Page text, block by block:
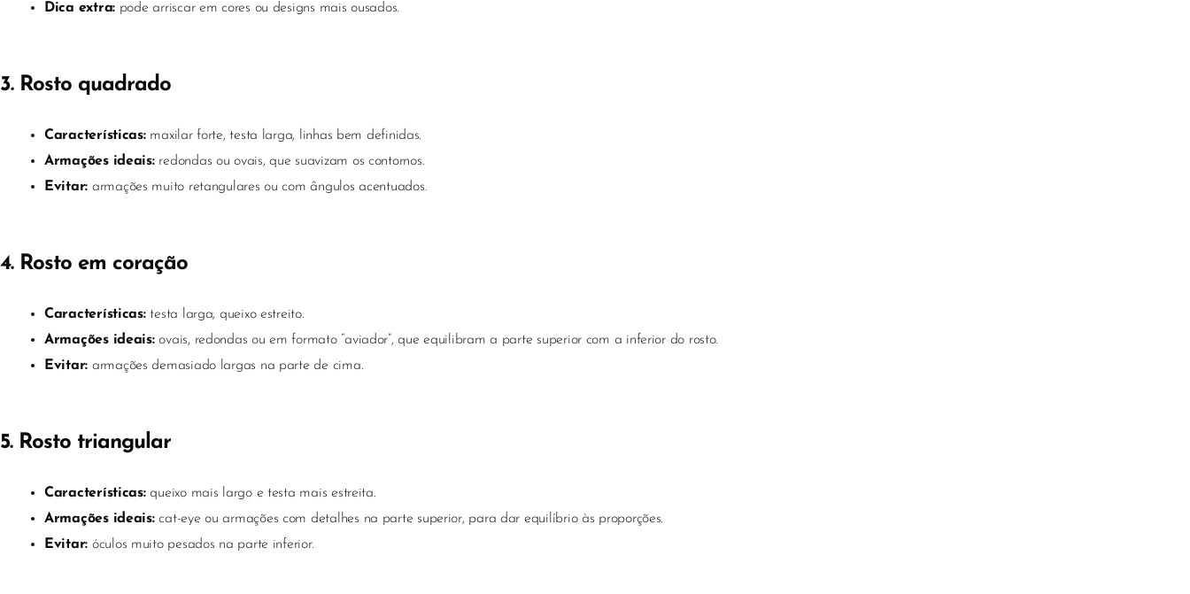
Dica extra: pode arriscar em cores ou designs mais ousados.
3. Rosto quadrado
Características:maxilar forte, testa larga, linhas bem definidas.
Armações ideais:redondas ou ovais, que suavizam os contornos.
Evitar: armações muito retangulares ou com ângulos acentuados.
4. Rosto em coração
Características:testa larga, queixo estreito.
Armações ideais:ovais, redondas ou em formato “aviador”, que equilibram a parte superior com a inferior do rosto.
Evitar: armações demasiado largas na parte de cima.
5. Rosto triangular
Características:queixo mais largo e testa mais estreita.
Armações ideais:cat-eye ou armações com detalhes na parte superior, para dar equilíbrio às proporções.
Evitar: óculos muito pesados na parte inferior.